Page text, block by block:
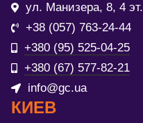
ул. Манизера, 8, 4 эт.
+38 (057) 763-24-44
+380 (95) 525-04-25
+380 (67) 577-82-21
info@gc.ua
КИЕВ